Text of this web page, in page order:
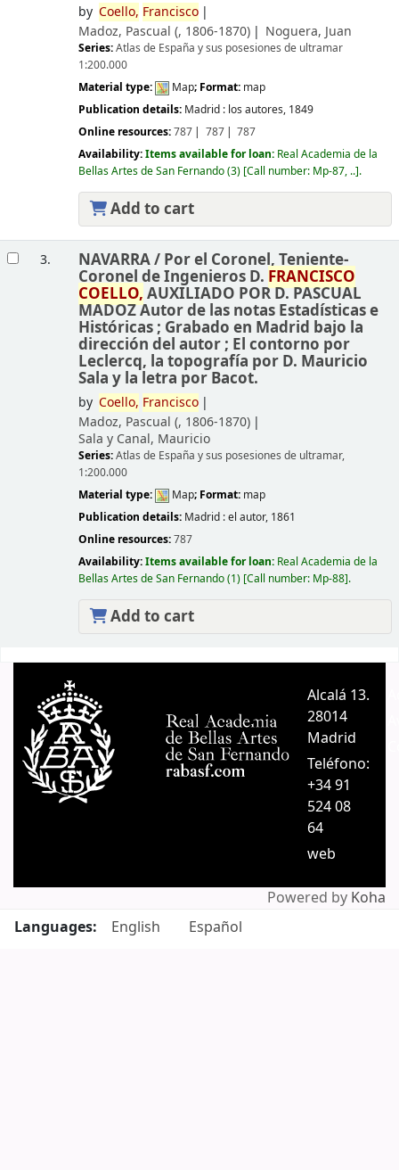
by Coello, Francisco
Madoz, Pascual (, 1806-1870) Noguera, Juan
Series:Atlas de España y sus posesiones de ultramar
1:200.000
Material type:
Map; Format: map
Publication details: Madrid : los autores, 1849
Online resources:787 787
787
Availability:Items available for loan: Real Academia de la
Bellas Artes de San Fernando(3) Call number: Mp-87, .. .
Add to cart
3. NAVARRA / Por el Coronel, Teniente-
Coronel de Ingenieros D. FRANCISCO
COELLO, AUXILIADO POR D. PASCUAL
MADOZ Autor de las notas Estadísticas e
Históricas ; Grabado en Madrid bajo la
dirección del autor ; El contorno por
Leclercq, la topografía por D. Mauricio
Sala y la letra por Bacot.
by Coello, Francisco
Madoz, Pascual (, 1806-1870)
Sala y Canal, Mauricio
Series:Atlas de España y sus posesiones de ultramar,
1:200.000
Material type:
Map; Format: map
Publication details: Madrid :el autor, 1861
Online resources:787
Availability:Items available for loan: Real Academia de la
Bellas Artes de San Fernando(1) Call number: Mp-88 .
Add to cart
Alcalá 13.
28014
Madrid
Teléfono:
+34 91
524 08
64
web
Powered by Koha
Languages:
English Español